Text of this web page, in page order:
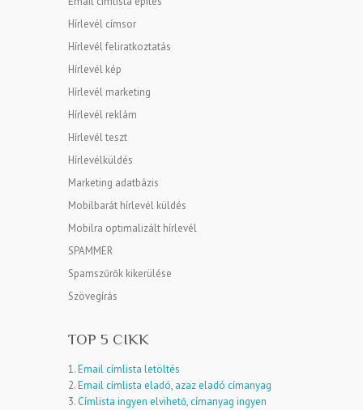
Hírlevél címsor
Hírlevél feliratkoztatás
Hírlevél kép
Hírlevél marketing
Hírlevél reklám
Hírlevél teszt
Hírlevélküldés
Marketing adatbázis
Mobilbarát hírlevél küldés
Mobilra optimalizált hírlevél
SPAMMER
Spamszűrők kikerülése
Szövegírás
TOP 5 CIKK
1.Email címlista letöltés
2.Email címlista eladó, azaz eladó címanyag
3.Címlista ingyen elvihető, címanyag ingyen